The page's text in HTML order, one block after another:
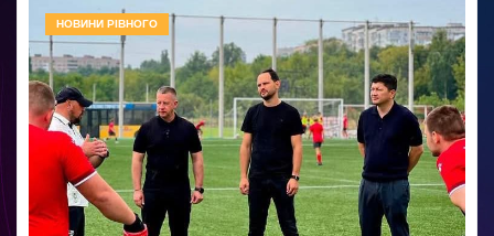
НОВИНИ РІВНОГО